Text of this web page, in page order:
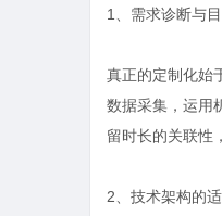
1、需求诊断与
真正的定制化始
数据采集，运用
留时长的关联性
2、技术架构的